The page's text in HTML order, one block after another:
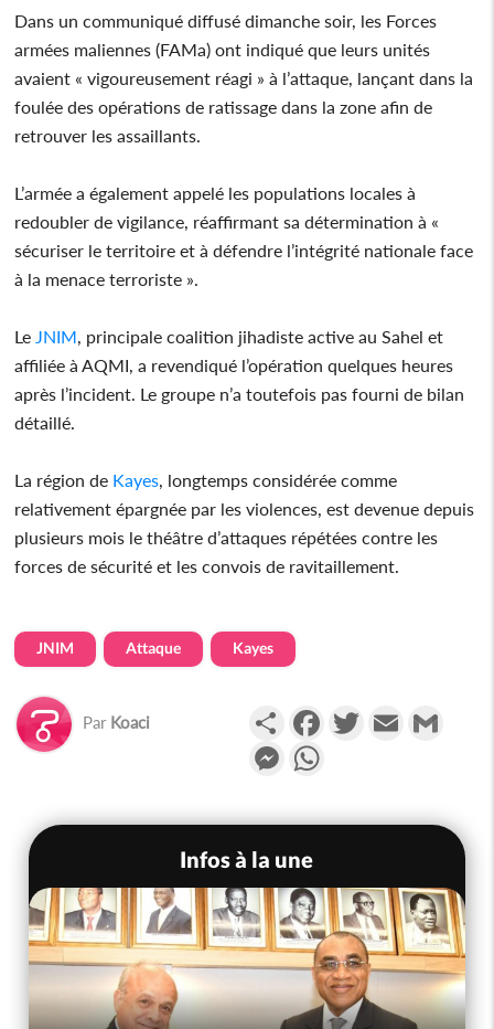
Dans un communiqué diffusé dimanche soir, les Forces
armées maliennes (FAMa) ont indiqué que leurs unités
avaient « vigoureusement réagi » à l’attaque, lançant dans la
foulée des opérations de ratissage dans la zone afin de
retrouver les assaillants.
L’armée a également appelé les populations locales à
redoubler de vigilance, réaffirmant sa détermination à «
sécuriser le territoire et à défendre l’intégrité nationale face
à la menace terroriste ».
Le JNIM, principale coalition jihadiste active au Sahel et
affiliée à AQMI, a revendiqué l’opération quelques heures
après l’incident. Le groupe n’a toutefois pas fourni de bilan
détaillé.
La région de Kayes, longtemps considérée comme
relativement épargnée par les violences, est devenue depuis
plusieurs mois le théâtre d’attaques répétées contre les
forces de sécurité et les convois de ravitaillement.
JNIM Attaque Kayes
Par Koaci PartagerFacebookTwitterEmail
Messenger
Infos à la une